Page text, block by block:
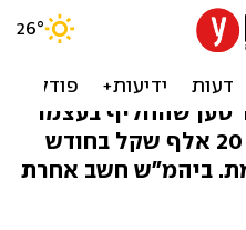
הבית בסיטי
טען שהחליף בעצמו
את חברת הניהול תמורת 20 אלף שקל בחודש
ביהמ"ש חשב אחרת